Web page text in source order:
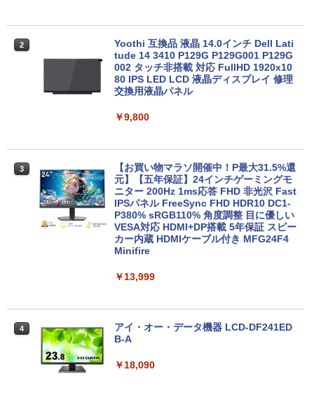
【マラソンセール期間中ポイント5倍】中
古ノートパソコン 第11世代 Core i5 メモ
リ16GB M.2 SSD256GB 13.3インチ フ
ルHD ノングレア Webカメラ 無線LAN
book G83/HS 初期設定済 すぐ使える 90
￥29,980
【新品】【楽天1位！】ノートパソコン
新品第13世代CPU搭載ノートPC Office
付きノートパソコン 初心者向け Window
s11 初期設定済 Webカメラ zoom 日本語
キーボード 14.1型 Intel Celeron メモリ
ジネス 大学生 プレゼント 学生向け
0Uノートパソコン 中古 Dynabook G83
2
中古パソコン | HP | ProOne 600 G4 All-i
n-One | Windows11 | 一体型 | 一年保証
| 第8世代 | Core i5 8500T 2.1(～最大3.5)
GHz | MEM:8GB | SSD:256GB(新品) | D
VD-ROM | 無線LAN:なし | Webカメラ内
ター付属
【正規永久版Office付き】ミニpc 【Intel
N5095 LPDDR4X 16GB 256GB SSD】m
ini pc Windows11 Pro 超軽量 4コア/4ス
レッド 2.9GHz ミニパソコン 静音 M.2 2
242 SATA WIFI6 Bluetooth5.2 4K HDMI
2画面出力 デスクトップPC みにpc 省エ
【公式・直販】Copilot＋PC デスクトッ
新品 Lenovo IdeaCentre AIO 24AKP10
2
Yoothi 互換品 液晶 14.0インチ Dell Lati
tude 14 3410 P129G P129G001 P129G
002 タッチ非搭載 対応 FullHD 1920x10
80 IPS LED LCD 液晶ディスプレイ 修理
交換用液晶パネル
￥9,800
3
【お買い物マラソ開催中！P最大31.5%還
元】【五年保証】24インチゲーミングモ
ニター 200Hz 1ms応答 FHD 非光沢 Fast
IPSパネル FreeSync FHD HDR10 DC1-
P380% sRGB110% 角度調整 目に優しい
VESA対応 HDMI+DP搭載 5年保証 スピー
カー内蔵 HDMIケーブル付き MFG24F4
Minifire
￥13,999
4
アイ・オー・データ機器 LCD-DF241ED
B-A
￥18,090